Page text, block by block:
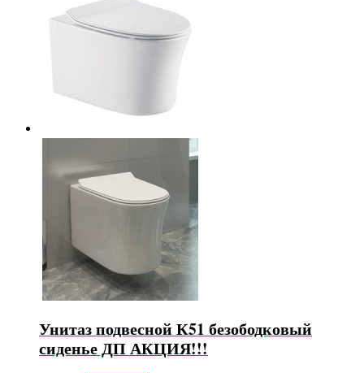
Унитаз подвесной К51 безободковый
сиденье ДП АКЦИЯ!!!